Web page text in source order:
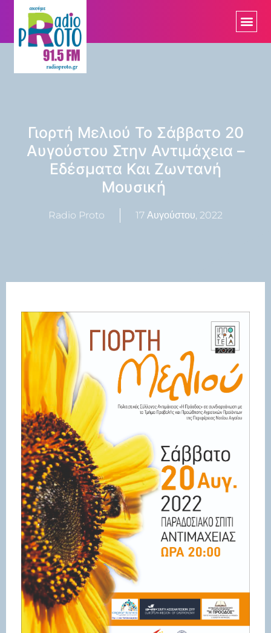
Γιορτή Μελιού Το Σάββατο 20
Αυγούστου Στην Αντιμάχεια –
Εδέσματα Και Ζωντανή
Μουσική
Radio Proto 17 Αυγούστου, 2022